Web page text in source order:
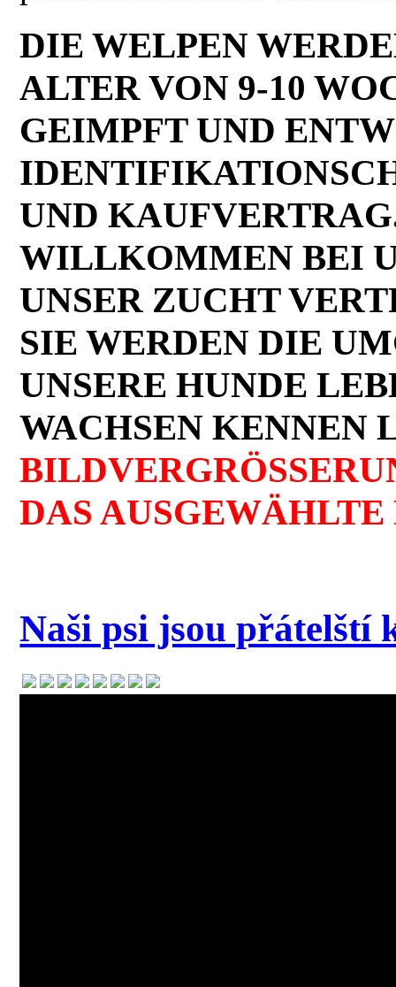
DIE WELPEN
ALTER VON 9-10
GEIMPFT UND
UND
WILLKOMMEN BEI
UNSER ZUCHT
SIE WERDEN DIE
UNSERE HUNDE
WACHSEN KENNEN
DAS AUSGEWÄHLTE
Naši psi jsou přátelští